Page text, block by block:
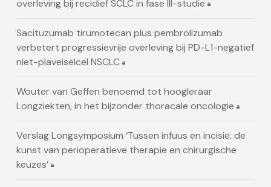
overleving bij recidief SCLC in fase III-studie
Sacituzumab tirumotecan plus pembrolizumab
verbetert progressievrije overleving bij PD-L1-negatief
niet-plaveiselcel NSCLC
Wouter van Geffen benoemd tot hoogleraar
Longziekten, in het bijzonder thoracale oncologie
Verslag Longsymposium ‘Tussen infuus en incisie: de
kunst van perioperatieve therapie en chirurgische
keuzes’